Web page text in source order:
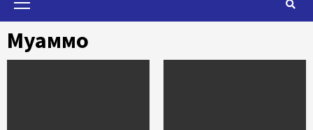
Муаммо